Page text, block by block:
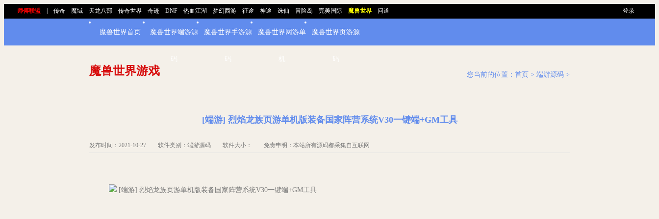
师傅联盟 传奇 魔域 天龙八部 传奇世界 奇迹 DNF 热血江湖 梦幻西游 征途 神途 诛仙 冒险岛 完美国际 魔兽世界 问道 登录
魔兽世界首页 魔兽世界端游源 魔兽世界手游源 魔兽世界网游单 魔兽世界页游源
魔兽世界游戏 您当前的位置： 首页 > 端游源码 >
[端游] 烈焰龙族页游单机版装备国家阵营系统V30一键端+GM工具
发布时间：2021-10-27 软件类别：端游源码 软件大小： 免责申明：本站所有源码都采集自互联网
[端游] 烈焰龙族页游单机版装备国家阵营系统V30一键端+GM工具